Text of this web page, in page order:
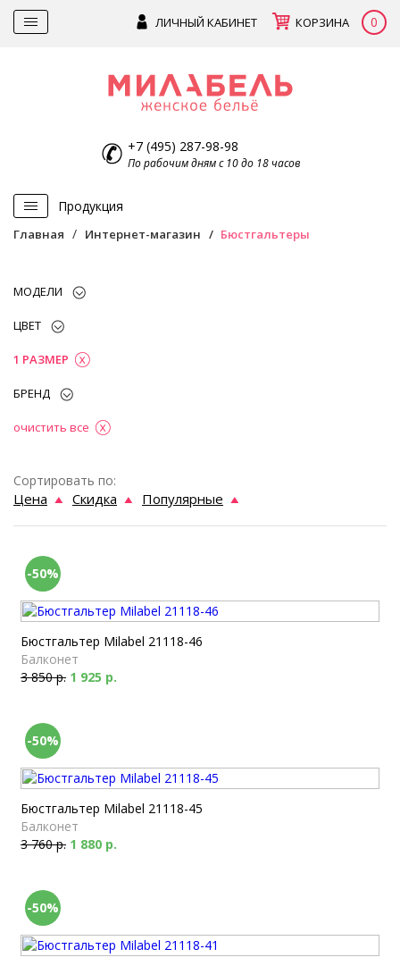
ЛИЧНЫЙ КАБИНЕТ КОРЗИНА 0
+7 (495) 287-98-98
По рабочим дням с 10 до 18 часов
Продукция
Главная Интернет-магазин Бюстгальтеры
МОДЕЛИ
ЦВЕТ
1 РАЗМЕР
БРЕНД
очистить все
Сортировать по:
Цена Скидка Популярные
-50%
Бюстгальтер Milabel 21118-46
Балконет
3 850 р. 1 925 р.
-50%
Бюстгальтер Milabel 21118-45
Балконет
3 760 р. 1 880 р.
-50%